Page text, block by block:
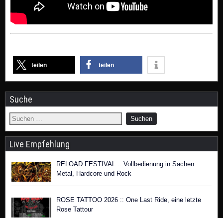
teilen teilen
Suche
Live Empfehlung
RELOAD FESTIVAL :: Vollbedienung in Sachen
Metal, Hardcore und Rock
ROSE TATTOO 2026 :: One Last Ride, eine letzte
Rose Tattour